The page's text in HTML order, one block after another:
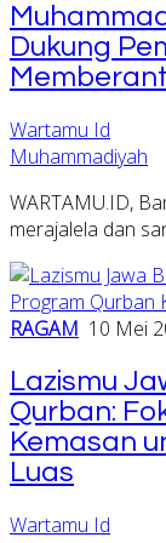
Dukung
Wartamu Id
Muhammadiyah
WARTAMU.ID,
merajalela dan
RAGAM 10 Mei
Lazismu
Qurban:
Kemasan
Luas
Wartamu Id